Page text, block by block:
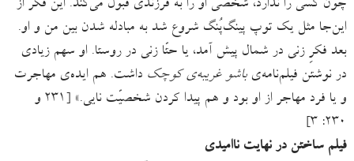
چون کسی را ندارد، شخصی او را به فرزندی قبول می‌کند. این فکر از
این‌جا مثل یک توپ پینگ‌پُنگ شروع شد به مبادله شدن بین من و او.
بعد فکرِ زنی در شمال پیش آمد، یا حتّا زنی در روستا. او سهم زیادی
در نوشتن فیلم‌نامه‌یباشو غریبه‌ی کوچک داشت. هم ایده‌ی مهاجرت
و یا فرد مهاجر از او بود و هم پیدا کردن شخصیّت نایی.» [۲۳۱ و
۲۳۰: ۳]
فیلم ساختن در نهایت ناامیدی